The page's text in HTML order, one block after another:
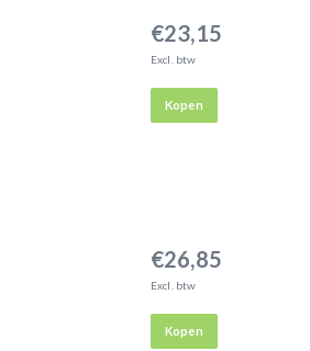
€23,15
Excl. btw
Kopen
€26,85
Excl. btw
Kopen